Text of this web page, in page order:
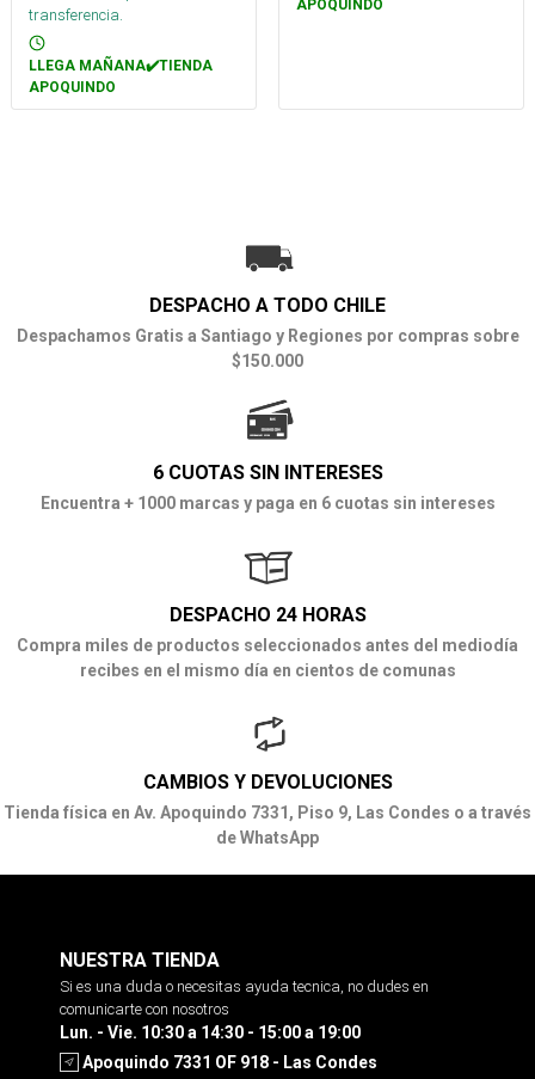
transferencia.
LLEGA MAÑANA✔️TIENDA
APOQUINDO
APOQUINDO
DESPACHO A TODO CHILE
Despachamos Gratis a Santiago y Regiones por compras sobre
$150.000
6 CUOTAS SIN INTERESES
Encuentra + 1000 marcas y paga en 6 cuotas sin intereses
DESPACHO 24 HORAS
Compra miles de productos seleccionados antes del mediodía
recibes en el mismo día en cientos de comunas
CAMBIOS Y DEVOLUCIONES
Tienda física en Av. Apoquindo 7331, Piso 9, Las Condes o a través
de WhatsApp
NUESTRA TIENDA
Si es una duda o necesitas ayuda tecnica, no dudes en
comunicarte con nosotros
Lun. - Vie. 10:30 a 14:30 - 15:00 a 19:00
Apoquindo 7331 OF 918 - Las Condes